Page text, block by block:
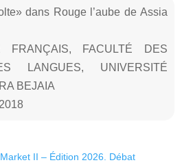
dans Rouge l’aube de Assia
FRANÇAIS, FACULTÉ DES
LANGUES, UNIVERSITÉ
BEJAIA
II – Édition 2026. Débat